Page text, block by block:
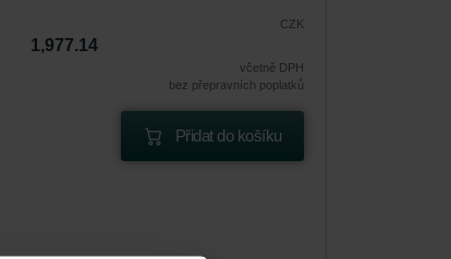
CZK
1,977.14
včetně DPH
bez přepravních poplatků
Přidat do košíku